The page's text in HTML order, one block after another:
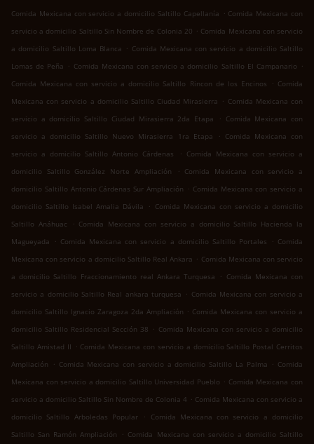
Comida Mexicana con servicio a domicilio Saltillo Capellanía . Comida Mexicana con
servicio a domicilio Saltillo Sin Nombre de Colonia 20 . Comida Mexicana con servicio
a domicilio Saltillo Loma Blanca . Comida Mexicana con servicio a domicilio Saltillo
Lomas de Peña . Comida Mexicana con servicio a domicilio Saltillo El Campanario .
Comida Mexicana con servicio a domicilio Saltillo Rincon de los Encinos
. Comida
Mexicana con servicio a domicilio Saltillo Ciudad Mirasierra . Comida Mexicana con
servicio a domicilio Saltillo Ciudad Mirasierra 2da Etapa
. Comida Mexicana con
servicio a domicilio Saltillo Nuevo Mirasierra 1ra Etapa
. Comida Mexicana con
servicio a domicilio Saltillo Antonio Cárdenas
. Comida Mexicana con servicio a
domicilio Saltillo González Norte Ampliación
. Comida Mexicana con servicio a
domicilio Saltillo Antonio Cárdenas Sur Ampliación . Comida Mexicana con servicio a
domicilio Saltillo Isabel Amalia Dávila
. Comida Mexicana con servicio a domicilio
Saltillo Anáhuac
. Comida Mexicana con servicio a domicilio Saltillo Hacienda la
Magueyada
. Comida Mexicana con servicio a domicilio Saltillo Portales . Comida
Mexicana con servicio a domicilio Saltillo Real Ankara . Comida Mexicana con servicio
a domicilio Saltillo Fraccionamiento real Ankara Turquesa
. Comida Mexicana con
servicio a domicilio Saltillo Real ankara turquesa . Comida Mexicana con servicio a
domicilio Saltillo Ignacio Zaragoza 2da Ampliación . Comida Mexicana con servicio a
domicilio Saltillo Residencial Sección 38 . Comida Mexicana con servicio a domicilio
Saltillo Amistad II . Comida Mexicana con servicio a domicilio Saltillo Postal Cerritos
Ampliación
. Comida Mexicana con servicio a domicilio Saltillo La Palma . Comida
Mexicana con servicio a domicilio Saltillo Universidad Pueblo . Comida Mexicana con
servicio a domicilio Saltillo Sin Nombre de Colonia 4 . Comida Mexicana con servicio a
domicilio Saltillo Arboledas Popular
.
Comida Mexicana con servicio a domicilio
Saltillo San Ramón Ampliación
. Comida Mexicana con servicio a domicilio Saltillo